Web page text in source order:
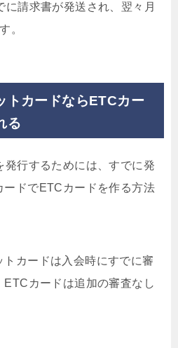
請求書が発送され、翌々月
。
トカードならETCカー
る
行するためには、すでに発
ードでETCカードを作る方法
カードは入会時にすでに審
ETCカードは追加の審査なし